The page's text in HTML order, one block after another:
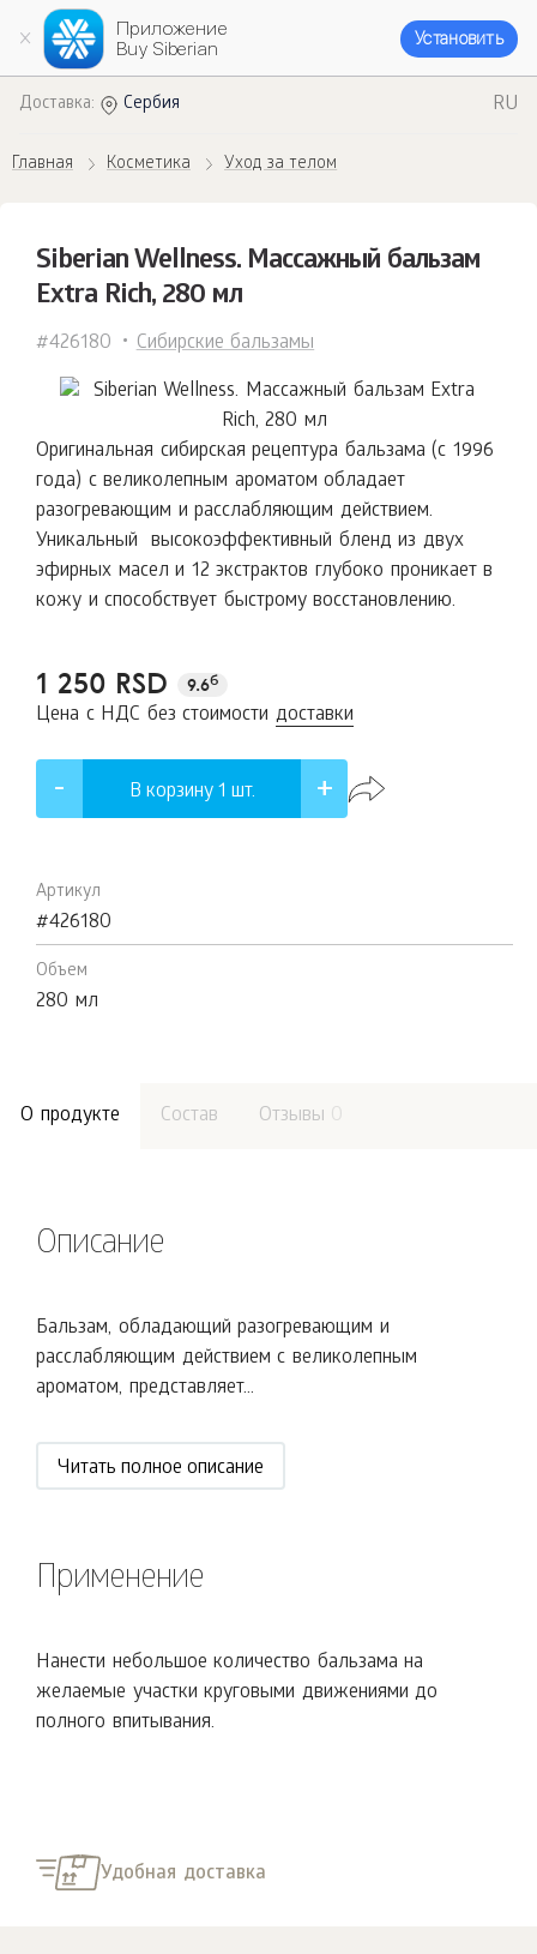
Приложение
Buy Siberian
Установить
Доставка: Сербия RU
Главная Косметика Уход за телом
Siberian Wellness. Массажный бальзам
Extra Rich, 280 мл
#426180 Сибирские бальзамы
Оригинальная сибирская рецептура бальзама (с 1996
года) с великолепным ароматом обладает
разогревающим и расслабляющим действием.
Уникальный высокоэффективный бленд из двух
эфирных масел и 12 экстрактов глубоко проникает в
кожу и способствует быстрому восстановлению.
1 250 RSD 9.6б
Цена с НДС без стоимости доставки
В корзину 1 шт.
Артикул
#426180
Объем
280 мл
О продукте Состав Отзывы 0
Описание
Бальзам, обладающий разогревающим и
расслабляющим действием с великолепным
ароматом, представляет...
Читать полное описание
Применение
Нанести небольшое количество бальзама на
желаемые участки круговыми движениями до
полного впитывания.
Удобная доставка